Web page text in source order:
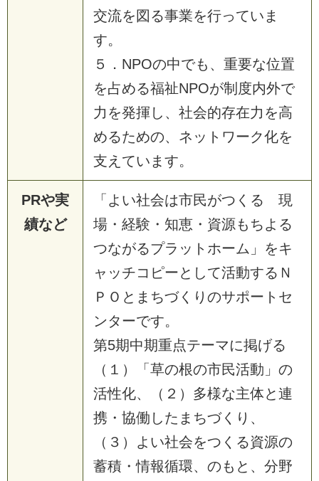
交流を図る事業を行っていま
す。
５．NPOの中でも、重要な位置
を占める福祉NPOが制度内外で
力を発揮し、社会的存在力を高
めるための、ネットワーク化を
支えています。
PRや実
績など
「よい社会は市民がつくる 現
場・経験・知恵・資源もちよる
つながるプラットホーム」をキ
ャッチコピーとして活動するＮ
ＰＯとまちづくりのサポートセ
ンターです。
第5期中期重点テーマに掲げる
（１）「草の根の市民活動」の
活性化、（２）多様な主体と連
携・協働したまちづくり、
（３）よい社会をつくる資源の
蓄積・情報循環、のもと、分野